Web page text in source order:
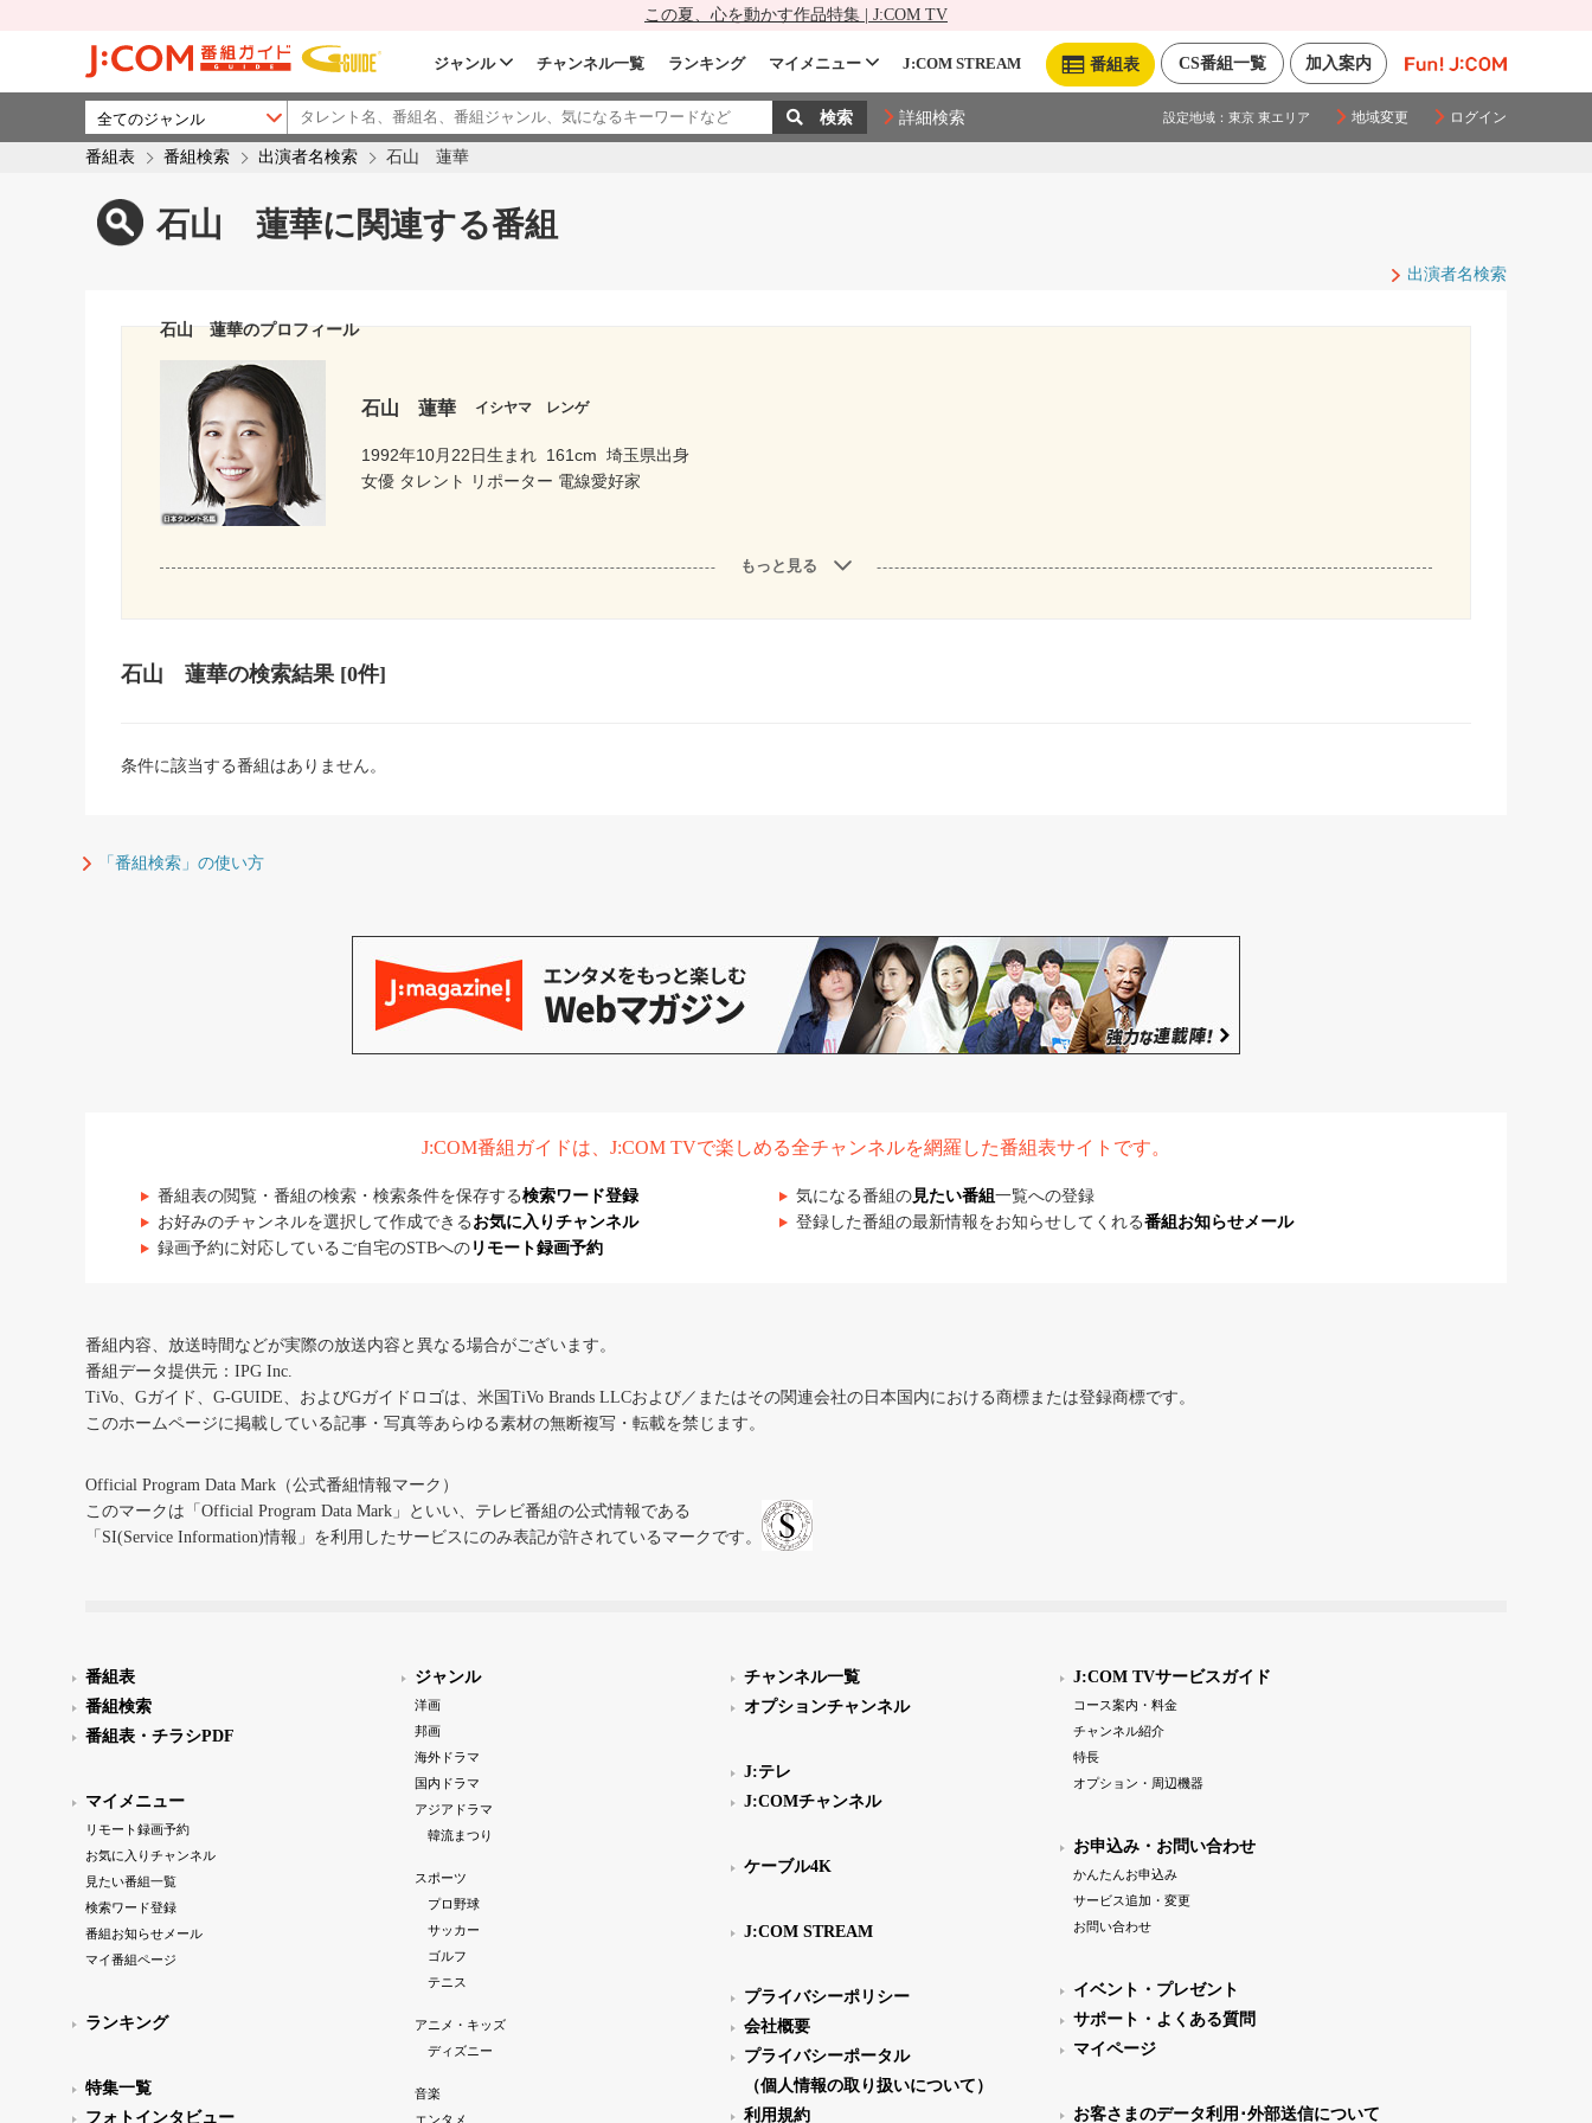
この夏、心を動かす作品特集 | J:COM TV
加入案内
CS番組一覧
番組表
ジャンル チャンネル一覧 ランキング マイメニュー J:COM STREAM
詳細検索 設定地域： 東京 東エリア 地域変更 ログイン
番組表 番組検索 出演者名検索 石山 蓮華
石山 蓮華に関連する番組
出演者名検索
石山 蓮華のプロフィール
石山 蓮華 イシヤマ レンゲ
1992年10月22日生まれ 161cm 埼玉県出身
女優 タレント リポーター 電線愛好家
もっと見る
石山 蓮華の検索結果 [0件]
条件に該当する番組はありません。
「番組検索」の使い方
J:COM番組ガイドは、J:COM TVで楽しめる全チャンネルを網羅した番組表サイトです。
番組表の閲覧・番組の検索・検索条件を保存する検索ワード登録 気になる番組の見たい番組 一覧への登録
お好みのチャンネルを選択して作成できる お気に入りチャンネル 登録した番組の最新情報をお知らせしてくれる番組お知らせメール
録画予約に対応しているご自宅のSTBへの リモート録画予約
番組内容、放送時間などが実際の放送内容と異なる場合がございます。
番組データ提供元：IPG Inc.
TiVo、Gガイド、G-GUIDE、およびGガイドロゴは、米国TiVo Brands LLCおよび／またはその関連会社の日本国内における商標または登録商標です。
このホームページに掲載している記事・写真等あらゆる素材の無断複写・転載を禁じます。
Official Program Data Mark（公式番組情報マーク）
このマークは「Official Program Data Mark」といい、テレビ番組の公式情報である
「SI(Service Information)情報」を利用したサービスにのみ表記が許されているマークです。
番組表
番組検索
番組表・チラシPDF
マイメニュー
リモート録画予約
お気に入りチャンネル
見たい番組一覧
検索ワード登録
番組お知らせメール
マイ番組ページ
ランキング
特集一覧
フォトインタビュー
ジャンル
洋画
邦画
海外ドラマ
国内ドラマ
アジアドラマ
韓流まつり
スポーツ
プロ野球
サッカー
ゴルフ
テニス
アニメ・キッズ
ディズニー
音楽
エンタメ
チャンネル一覧
オプションチャンネル
J:テレ
J:COMチャンネル
ケーブル4K
J:COM STREAM
プライバシーポリシー
会社概要
プライバシーポータル
（個人情報の取り扱いについて）
利用規約
J:COM TVサービスガイド
コース案内・料金
チャンネル紹介
特長
オプション・周辺機器
お申込み・お問い合わせ
かんたんお申込み
サービス追加・変更
お問い合わせ
イベント・プレゼント
サポート・よくある質問
マイページ
お客さまのデータ利用･外部送信について